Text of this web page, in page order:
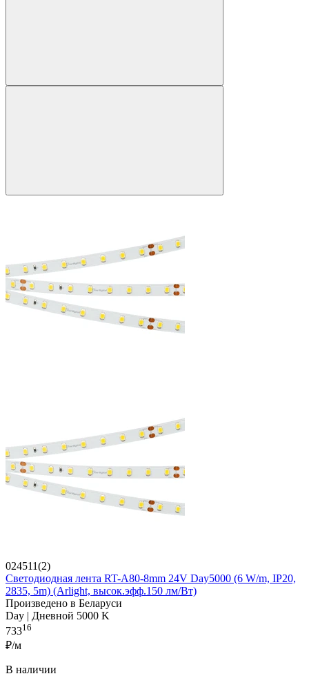
024511(2)
Светодиодная лента RT-A80-8mm 24V Day5000 (6 W/m, IP20,
2835, 5m) (Arlight, высок.эфф.150 лм/Вт)
Произведено в Беларуси
Day | Дневной 5000 K
73316
₽/м
В наличии